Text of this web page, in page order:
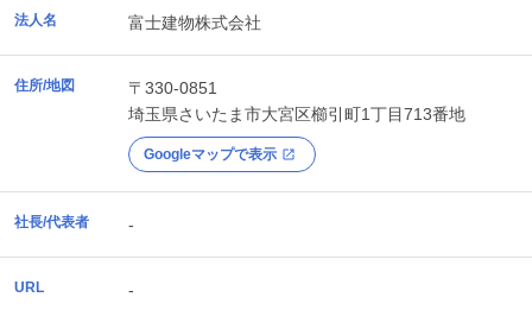
法人名 富士建物株式会社
住所/地図
〒330-0851
埼玉県さいたま市大宮区櫛引町1丁目713番地
Googleマップで表示
社長/代表者 -
URL -